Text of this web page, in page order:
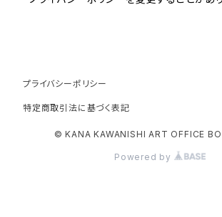
プライバシーポリシー
特定商取引法に基づく表記
© KANA KAWANISHI ART OFFICE
Powered by